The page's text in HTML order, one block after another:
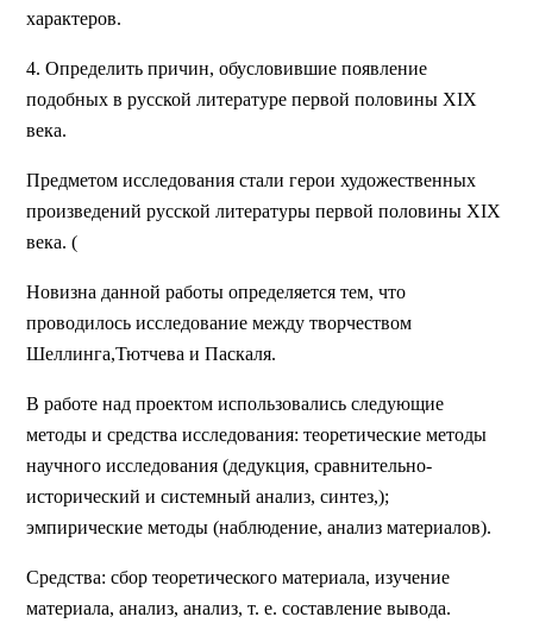
характеров.
4. Определить причин, обусловившие появление
подобных в русской литературе первой половины XIX
века.
Предметом исследования стали герои художественных
произведений русской литературы первой половины XIX
века. (
Новизна данной работы определяется тем, что
проводилось исследование между творчеством
Шеллинга,Тютчева и Паскаля.
В работе над проектом использовались следующие
методы и средства исследования: теоретические методы
научного исследования (дедукция, сравнительно-
исторический и системный анализ, синтез,);
эмпирические методы (наблюдение, анализ материалов).
Средства: сбор теоретического материала, изучение
материала, анализ, анализ, т. е. составление вывода.